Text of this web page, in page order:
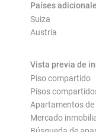
Países
Suiza
Austria
Vista previa de
Piso compartido
Pisos
Apartamentos de
Mercado